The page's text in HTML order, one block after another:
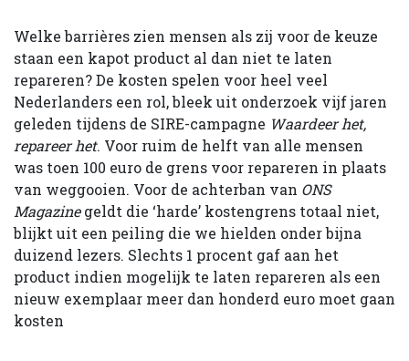
Welke barrières zien mensen als zij voor de keuze
staan een kapot product al dan niet te laten
repareren? De kosten spelen voor heel veel
Nederlanders een rol, bleek uit onderzoek vijf jaren
geleden tijdens de SIRE-campagne Waardeer het,
repareer het. Voor ruim de helft van alle mensen
was toen 100 euro de grens voor repareren in plaats
van weggooien. Voor de achterban van ONS
Magazinegeldt die ‘harde’ kostengrens totaal niet,
blijkt uit een peiling die we hielden onder bijna
duizend lezers. Slechts 1 procent gaf aan het
product indien mogelijk te laten repareren als een
nieuw exemplaar meer dan honderd euro moet gaan
kosten